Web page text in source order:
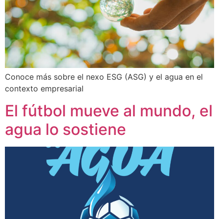
Conoce más sobre el nexo ESG (ASG) y el agua en el
contexto empresarial
El fútbol mueve al mundo, el
agua lo sostiene